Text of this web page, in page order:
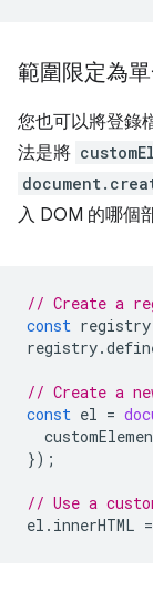
範圍限定為
您也可以將登錄
法是將
入 DOM 的哪個
// Create a
const registry
registry.
// Create a
const el =
});
// Use a
el . innerHTML =